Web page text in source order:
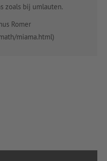
zoals bij umlauten.
Romer
miama.html)